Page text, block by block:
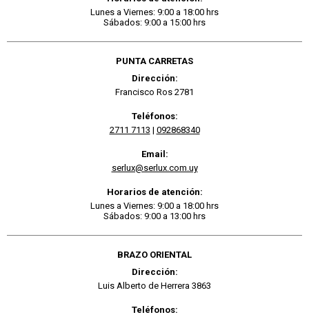
Lunes a Viernes: 9:00 a 18:00 hrs
Sábados: 9:00 a 15:00 hrs
PUNTA CARRETAS
Dirección:
Francisco Ros 2781
Teléfonos:
2711 7113 | 092868340
Email:
serlux@serlux.com.uy
Horarios de atención:
Lunes a Viernes: 9:00 a 18:00 hrs
Sábados: 9:00 a 13:00 hrs
BRAZO ORIENTAL
Dirección:
Luis Alberto de Herrera 3863
Teléfonos: